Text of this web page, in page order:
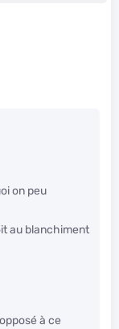
on peu
au blanchiment
à ce